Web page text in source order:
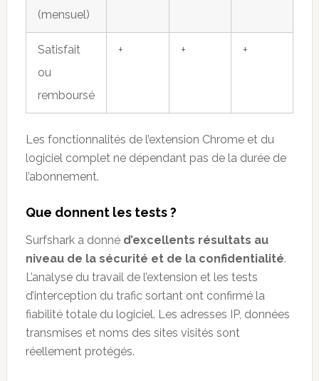
(mensuel)
Satisfait
ou
remboursé
+ + +
Les fonctionnalités de l’extension Chrome et du
logiciel complet ne dépendant pas de la durée de
l’abonnement.
Que donnent les tests ?
Surfshark a donné d’excellents résultats au
niveau de la sécurité et de la confidentialité.
L’analyse du travail de l’extension et les tests
d’interception du trafic sortant ont confirmé la
fiabilité totale du logiciel. Les adresses IP, données
transmises et noms des sites visités sont
réellement protégés.